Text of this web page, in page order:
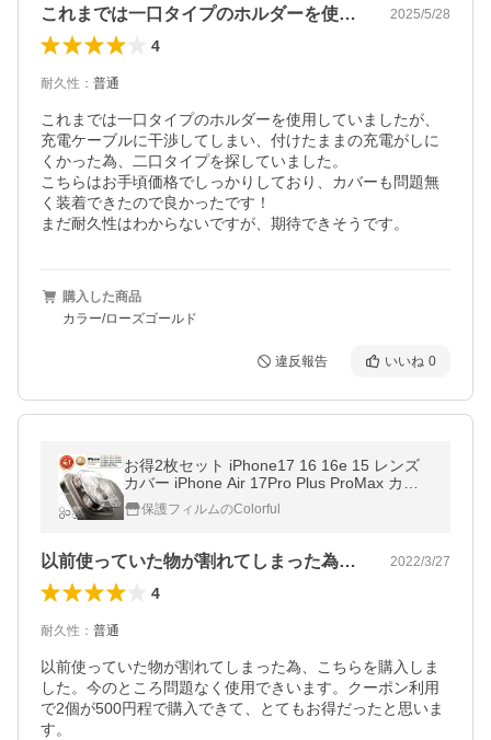
これまでは一口タイプのホルダーを使用し… 2025/5/28
4
耐久性 ： 普通
これまでは一口タイプのホルダーを使用していましたが、
充電ケーブルに干渉してしまい、付けたままの充電がしに
くかった為、二口タイプを探していました。
こちらはお手頃価格でしっかりしており、カバーも問題無
く装着できたので良かったです！
まだ耐久性はわからないですが、期待できそうです。
購入した商品
カラー/ローズゴールド
違反報告 いいね 0
お得2枚セット iPhone17 16 16e 15 レンズ
カバー iPhone Air 17Pro Plus ProMax カメ
ラカバー 15 14 13 12 11 iPhone SE3 カメラ
レンズフィルム iPad
保護フィルムのColorful
以前使っていた物が割れてしまった為、こ… 2022/3/27
4
耐久性 ： 普通
以前使っていた物が割れてしまった為、こちらを購入しま
した。今のところ問題なく使用できいます。クーポン利用
で2個が500円程で購入できて、とてもお得だったと思いま
す。